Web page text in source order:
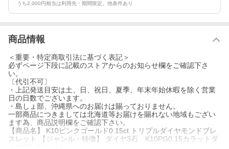
うち2,000円相当は利用先・期間限定。他条件あり
商品情報
＜重要・特定商取引法に基づく表記＞
必ずページ下段に記載のストアからのお知らせ欄をご確認下さ
い。
〔代引不可〕
・上記発送目安は土、日、祝日、夏季、年末年始休暇を除く営業
日の日数でございます。
・島しょ部、沖縄県へのお届けは賜っておりません。
一部商品につきましては北海道等お届けを賜れない地域もござい
ます為、商品説明欄をご確認下さい。
【商品名】 K10ピンクゴールド0.15ct トリプルダイヤモンドブレ
スレット 【ジャンル・特徴】 ダイヤ3石 K10PG0.15カラットダ